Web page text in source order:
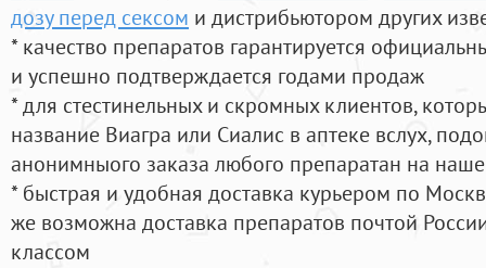
дозу перед сексом и дистрибьютором других
* качество препаратов гарантируется
и успешно подтверждается годами продаж
* для стестинельных и скромных клиентов,
название Виагра или Сиалис в аптеке вслух,
анонимныого заказа любого препаратан на
* быстрая и удобная доставка курьером по
же возможна доставка препаратов почтой
классом